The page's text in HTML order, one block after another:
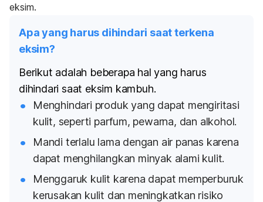
eksim.
Apa yang harus dihindari saat terkena
eksim?
Berikut adalah beberapa hal yang harus
dihindari saat eksim kambuh.
Menghindari produk yang dapat mengiritasi
kulit, seperti parfum, pewarna, dan alkohol.
Mandi terlalu lama dengan air panas karena
dapat menghilangkan minyak alami kulit.
Menggaruk kulit karena dapat memperburuk
kerusakan kulit dan meningkatkan risiko